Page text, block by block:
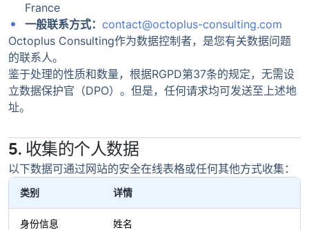
France
一般联系方式： contact@octoplus-consulting.com
Octoplus Consulting作为数据控制者，是您有关数据问题
的联系人。
鉴于处理的性质和数量，根据RGPD第37条的规定，无需设
立数据保护官（DPO）。但是，任何请求均可发送至上述地
址。
5. 收集的个人数据
以下数据可通过网站的安全在线表格或任何其他方式收集：
类别 详情
身份信息 姓名